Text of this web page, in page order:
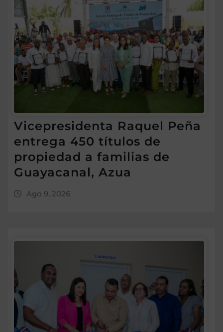
Vicepresidenta Raquel Peña
entrega 450 títulos de
propiedad a familias de
Guayacanal, Azua
Ago 9, 2026